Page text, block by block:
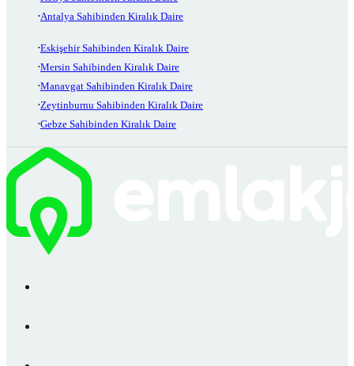
Antalya Sahibinden Kiralık Daire
Eskişehir Sahibinden Kiralık Daire
Mersin Sahibinden Kiralık Daire
Manavgat Sahibinden Kiralık Daire
Zeytinburnu Sahibinden Kiralık Daire
Gebze Sahibinden Kiralık Daire